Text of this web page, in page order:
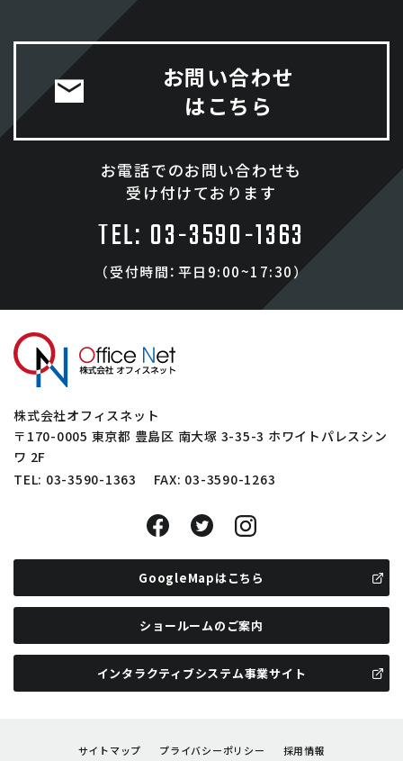
お問い合わせ
はこちら
お電話でのお問い合わせも
受け付けております
TEL: 03-3590-1363
（受付時間：平日9:00~17:30）
株式会社オフィスネット
〒 170-0005 東京都 豊島区 南大塚 3-35-3 ホワイトパレスシン
ワ 2F
TEL: 03-3590-1363 FAX: 03-3590-1263
GoogleMapはこちら
ショールームのご案内
インタラクティブシステム事業サイト
サイトマップ プライバシーポリシー 採用情報